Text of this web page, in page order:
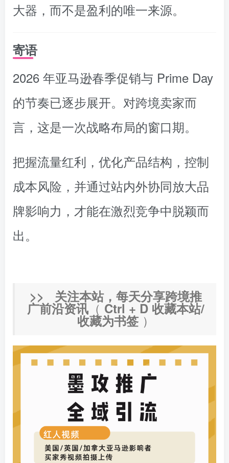
大器，而不是盈利的唯一来源。
寄语
2026 年亚马逊春季促销与 Prime Day
的节奏已逐步展开。对跨境卖家而
言，这是一次战略布局的窗口期。
把握流量红利，优化产品结构，控制
成本风险，并通过站内外协同放大品
牌影响力，才能在激烈竞争中脱颖而
出。
>> 关注本站，每天分享跨境推
广前沿资讯（Ctrl + D 收藏本站/
收藏为书签 ）